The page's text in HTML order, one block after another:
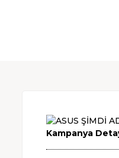
Kampanya